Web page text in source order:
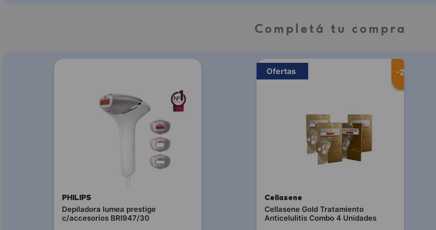
Completá tu compra
PHILIPS
Depiladora lumea prestige
c/accesorios BRI947/30
-25 %
Ofertas
Cellasene
Cellasene Gold Tratamiento
Anticelulitis Combo 4 Unidades